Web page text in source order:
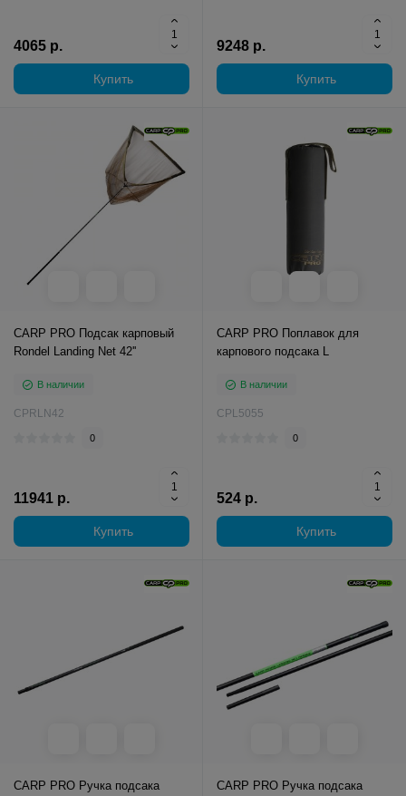
4065 р.
Купить
9248 р.
Купить
CARP PRO Подсак карповый
Rondel Landing Net 42''
В наличии
CPRLN42
0
11941 р.
Купить
CARP PRO Поплавок для
карпового подсака L
В наличии
CPL5055
0
524 р.
Купить
CARP PRO Ручка подсака
CARP PRO Ручка подсака